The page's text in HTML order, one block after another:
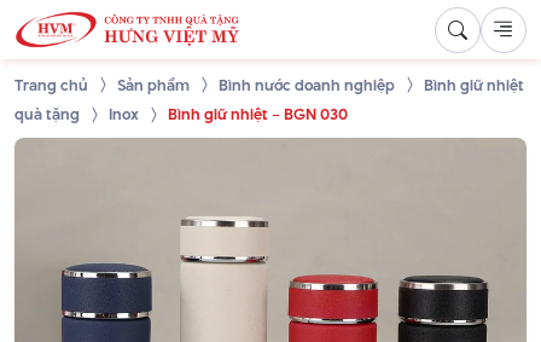
Trang chủ Sản phẩm Bình nước doanh nghiệp
Bình giữ nhiệt
quà tặng
Inox Bình giữ nhiệt – BGN 030